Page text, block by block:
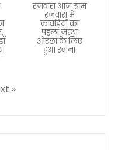
रजवारा आज ग्राम
रजवारा में
कावड़ियों का
पहला जत्था
ओरछा के लिए
हुआ रवाना
»